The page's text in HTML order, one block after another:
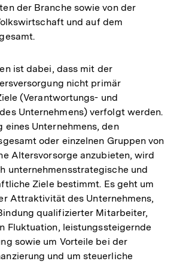
der Branche sowie von der
und auf dem
ist dabei, dass mit der
nicht primär
(Verantwortungs- und
Unternehmens) verfolgt werden.
eines Unternehmens, den
oder einzelnen Gruppen von
Altersvorsorge anzubieten, wird
unternehmensstrategische und
Ziele bestimmt. Es geht um
Attraktivität des Unternehmens,
qualifizierter Mitarbeiter,
Fluktuation, leistungssteigernde
sowie um Vorteile bei der
und um steuerliche